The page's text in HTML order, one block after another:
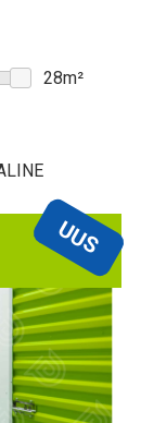
UUS